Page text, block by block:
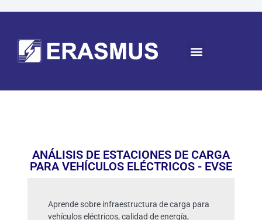
ANÁLISIS DE ESTACIONES DE CARGA
PARA VEHÍCULOS ELÉCTRICOS - EVSE
Aprende sobre infraestructura de carga para
vehículos eléctricos, calidad de energía,